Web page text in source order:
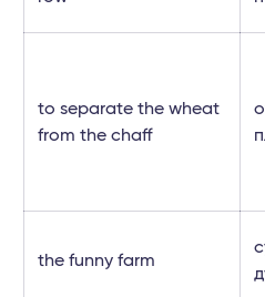
to separate the wheat
from the chaff
the funny farm